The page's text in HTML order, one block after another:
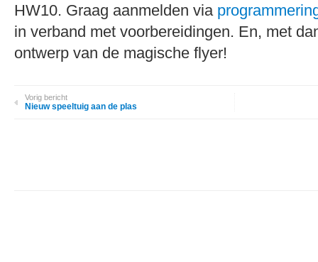
HW10. Graag aanmelden via
in verband met voorbereidingen. En, met
ontwerp van de magische flyer!
Vorig bericht
Nieuw speeltuig aan de plas